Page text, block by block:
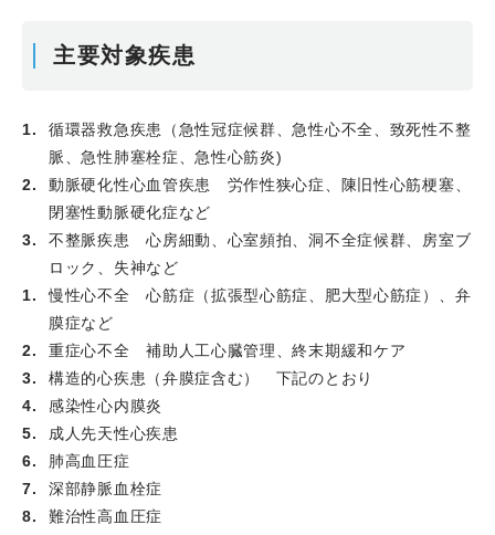
Cardiology CasesにPublishされました。
acute myocardial infarction: case series
2026.02.17当科OBで、現在は神戸大学でご活躍されて
おられる増田真由香先生が当院でなさっておられた臨床研
究の論文が、Circulation Reports誌にPublishされまし
た。
Long-Term Efficacy of Drug-Coated Balloon
Angioplasty vs. Drug-Eluting Stent for De Novo Large-
Vessel Coronary
2026.02.16
林友貴医師のCase reportがCirculation
Reports誌にAcceptされました。
“Locked-in Technique” following Balloon Pullback to
Reposition a Migrated Thrombus in a Coronary
Aneurysm
2026.02.07第4回 はりまのしんぞうをべっちょなくす
る(はしべ）の会が、今回は姫路赤十字病院にて、Hybrid
主要対象疾患
循環器救急疾患（急性冠症候群、急性心不全、致死性不整
脈、急性肺塞栓症、急性心筋炎)
動脈硬化性心血管疾患 労作性狭心症、陳旧性心筋梗塞、
閉塞性動脈硬化症など
不整脈疾患 心房細動、心室頻拍、洞不全症候群、房室ブ
ロック、失神など
慢性心不全 心筋症（拡張型心筋症、肥大型心筋症）、弁
膜症など
重症心不全 補助人工心臓管理、終末期緩和ケア
構造的心疾患（弁膜症含む） 下記のとおり
感染性心内膜炎
成人先天性心疾患
肺高血圧症
深部静脈血栓症
難治性高血圧症